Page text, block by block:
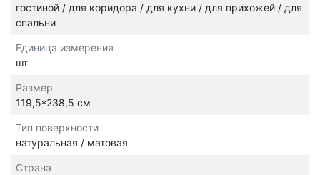
гостиной / для коридора / для кухни / для прихожей / для
спальни
Единица измерения
шт
Размер
119,5*238,5 см
Тип поверхности
натуральная / матовая
Страна